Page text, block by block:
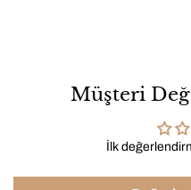
Müşteri
İlk